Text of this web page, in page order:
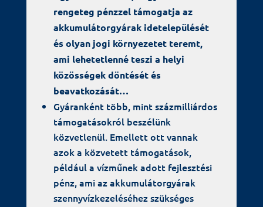
rengeteg pénzzel támogatja az
akkumulátorgyárak idetelepülését
és olyan jogi környezetet teremt,
ami lehetetlenné teszi a helyi
közösségek döntését és
beavatkozását…
Gyáranként több, mint százmilliárdos
támogatásokról beszélünk
közvetlenül. Emellett ott vannak
azok a közvetett támogatások,
például a vízműnek adott fejlesztési
pénz, ami az akkumulátorgyárak
szennyvízkezeléséhez szükséges